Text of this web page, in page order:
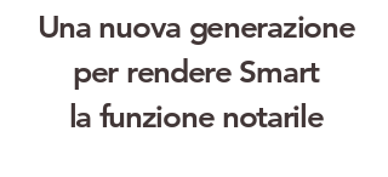
Una nuova generazione
per rendere Smart
la funzione notarile